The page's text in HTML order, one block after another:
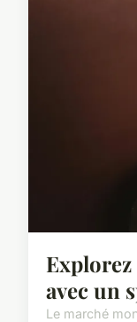
avec un
Le marché